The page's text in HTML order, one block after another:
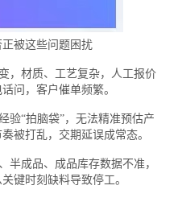
被这些问题困扰
材质、工艺复杂，人工报价
问，客户催单频繁。
“拍脑袋”，无法精准预估产
被打乱，交期延误成常态。
成品、成品库存数据不准，
键时刻缺料导致停工。